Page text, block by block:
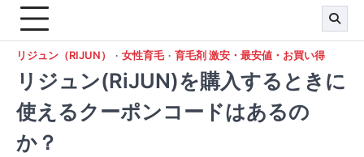
リジュン（RIJUN） 女性育毛 育毛剤 激安・最安値・お買い得
リジュン(RiJUN)を購入するときに
使えるクーポンコードはあるの
か？